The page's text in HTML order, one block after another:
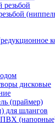
резьбой
дисковые
(праймер)
для шлангов